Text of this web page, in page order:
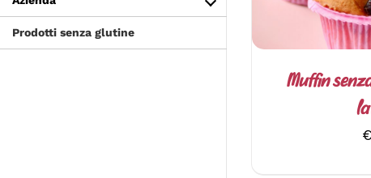
Prodotti senza glutine
Muffin